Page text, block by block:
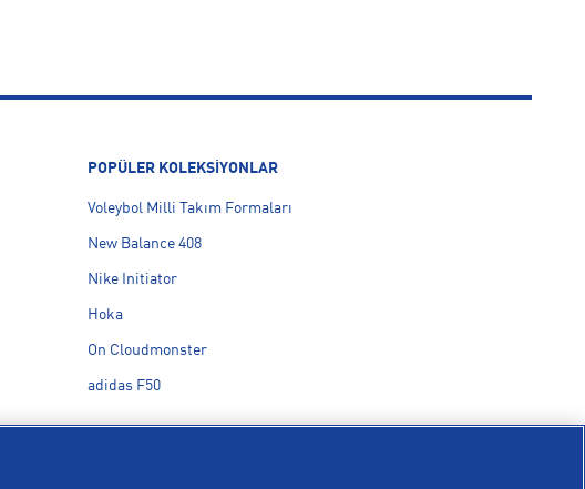
POPÜLER KOLEKSİYONLAR
Voleybol Milli Takım Formaları
New Balance 408
Nike Initiator
Hoka
On Cloudmonster
adidas F50